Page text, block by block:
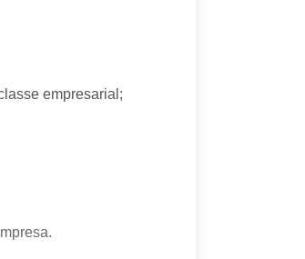
empresarial;